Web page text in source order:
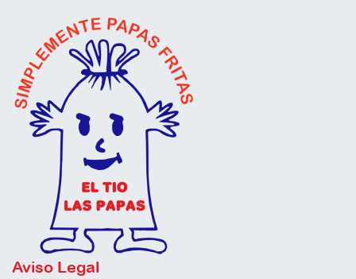
Aviso Legal